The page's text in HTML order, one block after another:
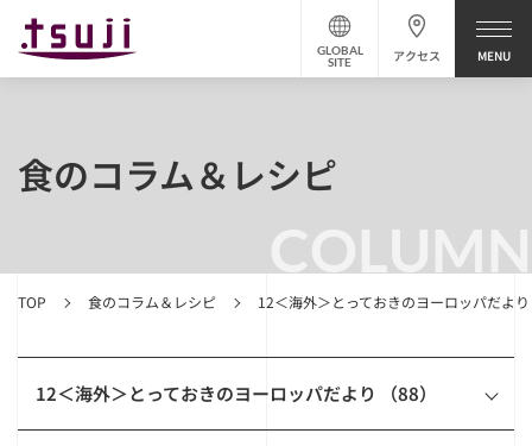
アクセス
GLOBAL
SITE
COLUMN
TOP 食のコラム＆レシピ 12＜海外＞とっておきのヨーロッパだより
食のコラム＆レシピ
12＜海外＞とっておきのヨーロッパだより （88）